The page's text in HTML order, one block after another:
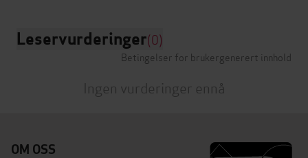
Leservurderinger(0)
Betingelser for brukergenerert innhold
Ingen vurderinger ennå
OM OSS